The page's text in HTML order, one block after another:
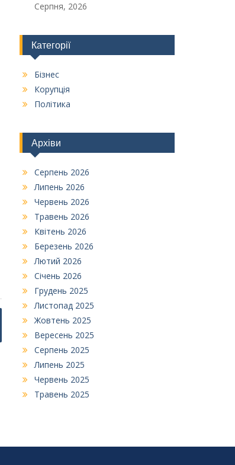
Серпня, 2026
Категорії
Бізнес
Корупція
Політика
Архіви
Серпень 2026
Липень 2026
Червень 2026
Травень 2026
Квітень 2026
Березень 2026
Лютий 2026
Січень 2026
Грудень 2025
Листопад 2025
Жовтень 2025
Вересень 2025
Серпень 2025
Липень 2025
Червень 2025
Травень 2025